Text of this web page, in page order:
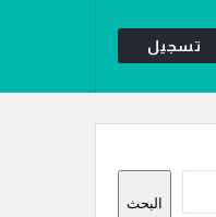
تسجيل
البحث